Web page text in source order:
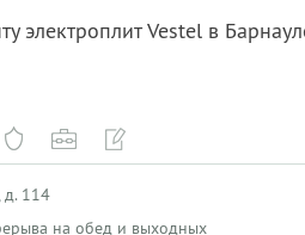
электроплит Vestel в
д. 114
на обед и выходных